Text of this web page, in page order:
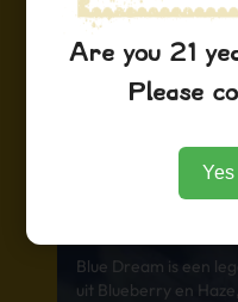
Euforisch Creatief
HYBRIDE
USA, California
Blue Dream is een
uit Blueberry en
Are you 21
Please
Yes